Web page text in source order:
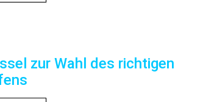
zur Wahl des richtigen